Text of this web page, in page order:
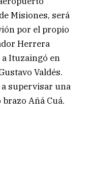
Misiones, será
por el propio
Herrera
Ituzaingó en
Valdés.
supervisar una
Añá Cuá.